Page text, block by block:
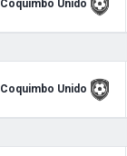
Coquimbo Unido
Coquimbo Unido